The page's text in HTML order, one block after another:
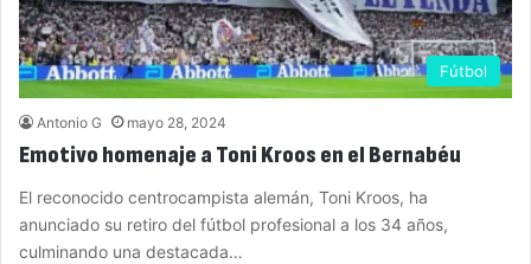
Fútbol
Antonio G mayo 28, 2024
Emotivo homenaje a Toni Kroos en el Bernabéu
El reconocido centrocampista alemán, Toni Kroos, ha
anunciado su retiro del fútbol profesional a los 34 años,
culminando una destacada…